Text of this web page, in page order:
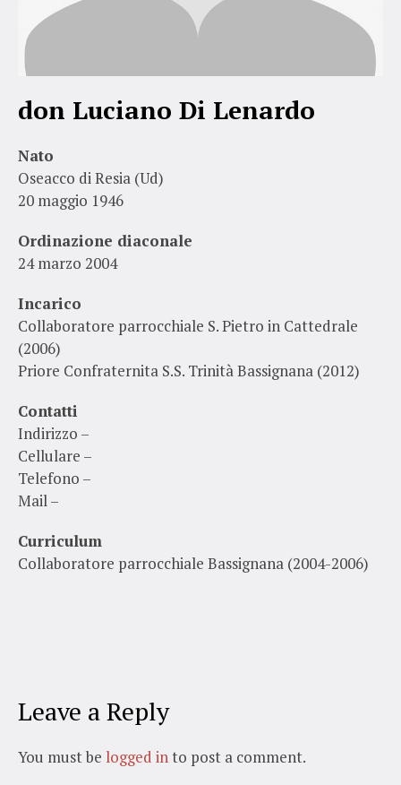
don Luciano Di Lenardo
Nato
Oseacco di Resia (Ud)
20 maggio 1946
Ordinazione diaconale
24 marzo 2004
Incarico
Collaboratore parrocchiale S. Pietro in Cattedrale
(2006)
Priore Confraternita S.S. Trinità Bassignana (2012)
Contatti
Indirizzo –
Cellulare –
Telefono –
Mail –
Curriculum
Collaboratore parrocchiale Bassignana (2004-2006)
Leave a Reply
You must be logged into post a comment.